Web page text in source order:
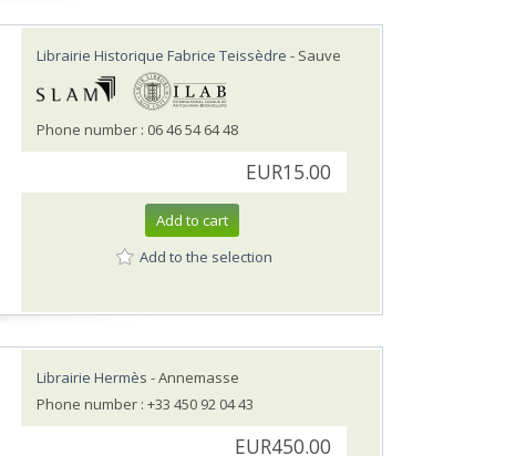
Librairie Historique Fabrice Teissèdre - Sauve
Phone number : 06 46 54 64 48
EUR15.00
Add to cart
Add to the selection
Librairie Hermès - Annemasse
Phone number : +33 450 92 04 43
EUR450.00